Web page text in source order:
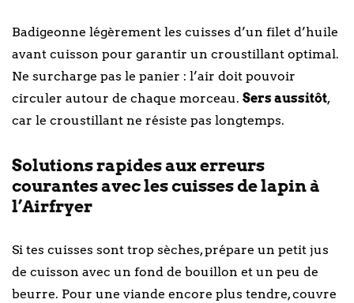
Badigeonne légèrement les cuisses d’un filet d’huile
avant cuisson pour garantir un croustillant optimal.
Ne surcharge pas le panier : l’air doit pouvoir
circuler autour de chaque morceau. Sers aussitôt,
car le croustillant ne résiste pas longtemps.
Solutions rapides aux erreurs
courantes avec les cuisses de lapin à
l’Airfryer
Si tes cuisses sont trop sèches, prépare un petit jus
de cuisson avec un fond de bouillon et un peu de
beurre. Pour une viande encore plus tendre, couvre